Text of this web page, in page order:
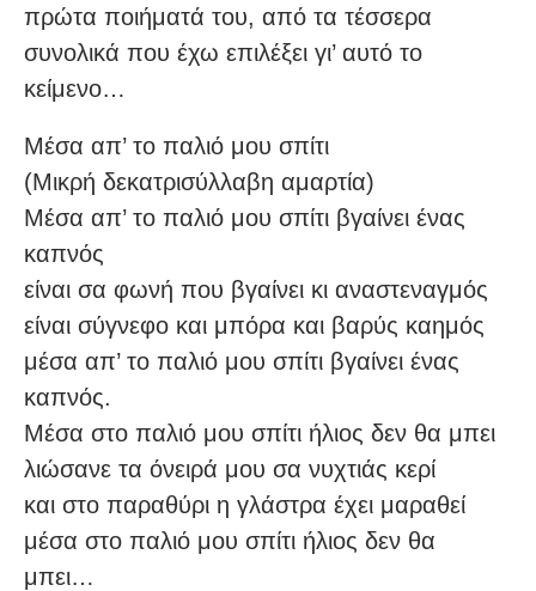
πρώτα ποιήματά του, από τα τέσσερα
συνολικά που έχω επιλέξει γι’ αυτό το
κείμενο…
Μέσα απ’ το παλιό μου σπίτι
(Μικρή δεκατρισύλλαβη αμαρτία)
Μέσα απ’ το παλιό μου σπίτι βγαίνει ένας
καπνός
είναι σα φωνή που βγαίνει κι αναστεναγμός
είναι σύγνεφο και μπόρα και βαρύς καημός
μέσα απ’ το παλιό μου σπίτι βγαίνει ένας
καπνός.
Μέσα στο παλιό μου σπίτι ήλιος δεν θα μπει
λιώσανε τα όνειρά μου σα νυχτιάς κερί
και στο παραθύρι η γλάστρα έχει μαραθεί
μέσα στο παλιό μου σπίτι ήλιος δεν θα
μπει…